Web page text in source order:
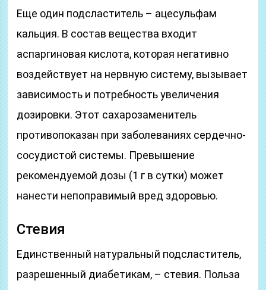
Еще один подсластитель – ацесульфам
кальция. В состав вещества входит
аспаргиновая кислота, которая негативно
воздействует на нервную систему, вызывает
зависимость и потребность увеличения
дозировки. Этот сахарозаменитель
противопоказан при заболеваниях сердечно-
сосудистой системы. Превышение
рекомендуемой дозы (1 г в сутки) может
нанести непоправимый вред здоровью.
Стевия
Единственный натуральный подсластитель,
разрешенный диабетикам, – стевия. Польза